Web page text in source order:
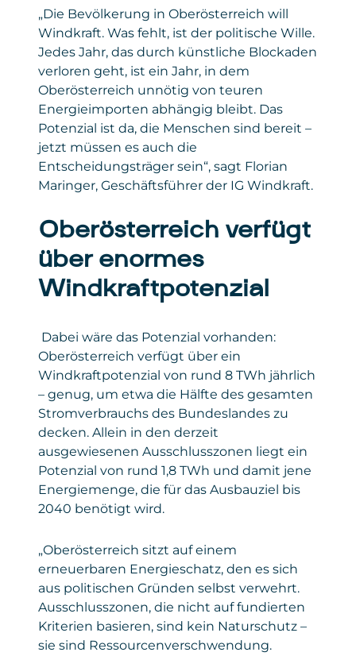
„Die Bevölkerung in Oberösterreich will
Windkraft. Was fehlt, ist der politische Wille.
Jedes Jahr, das durch künstliche Blockaden
verloren geht, ist ein Jahr, in dem
Oberösterreich unnötig von teuren
Energieimporten abhängig bleibt. Das
Potenzial ist da, die Menschen sind bereit –
jetzt müssen es auch die
Entscheidungsträger sein“, sagt Florian
Maringer, Geschäftsführer der IG Windkraft.
Oberösterreich verfügt
über enormes
Windkraftpotenzial
Dabei wäre das Potenzial vorhanden:
Oberösterreich verfügt über ein
Windkraftpotenzial von rund 8 TWh jährlich
– genug, um etwa die Hälfte des gesamten
Stromverbrauchs des Bundeslandes zu
decken. Allein in den derzeit
ausgewiesenen Ausschlusszonen liegt ein
Potenzial von rund 1,8 TWh und damit jene
Energiemenge, die für das Ausbauziel bis
2040 benötigt wird.
„Oberösterreich sitzt auf einem
erneuerbaren Energieschatz, den es sich
aus politischen Gründen selbst verwehrt.
Ausschlusszonen, die nicht auf fundierten
Kriterien basieren, sind kein Naturschutz –
sie sind Ressourcenverschwendung.